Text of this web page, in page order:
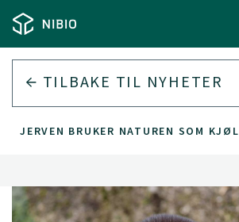
TILBAKE TIL NYHETER
JERVEN BRUKER NATUREN SOM